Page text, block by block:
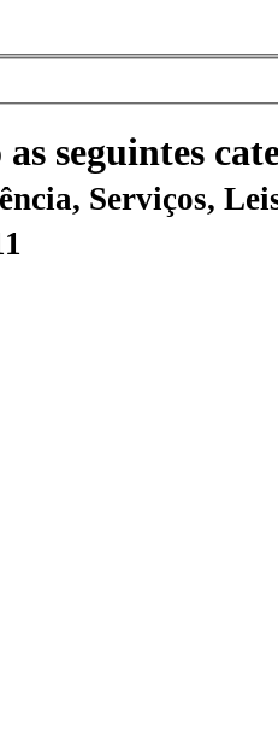
seguintes
Serviços,